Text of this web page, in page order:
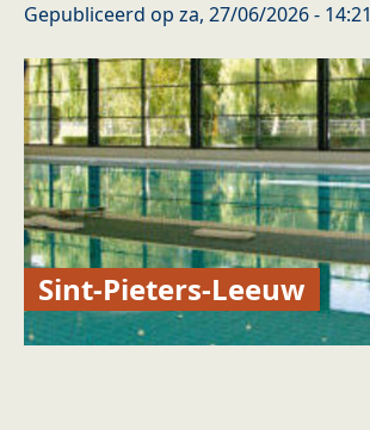
Gepubliceerd op za, 27/06/2026 - 14:21
Sint-Pieters-Leeuw